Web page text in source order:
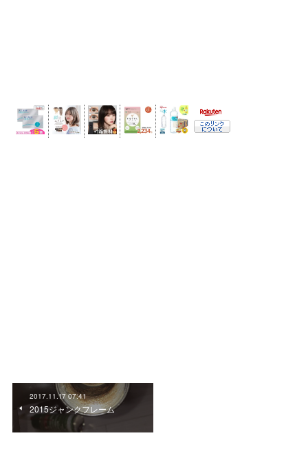
2017.11.17 07:41
2015ジャンクフレーム